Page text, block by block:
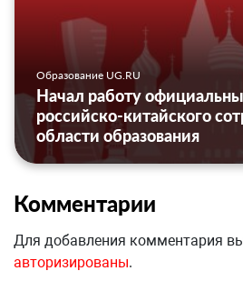
Образование UG.RU
Начал работу
российско-китайского
области образования
Комментарии
Для добавления комментария
авторизированы.